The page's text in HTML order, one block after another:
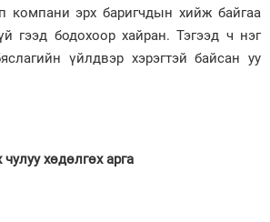
компани эрх баригчдын хийж байгаа
гээд бодохоор хайран. Тэгээд ч нэг
үйлдвэр хэрэгтэй байсан уу
чулуу хөдөлгөх арга